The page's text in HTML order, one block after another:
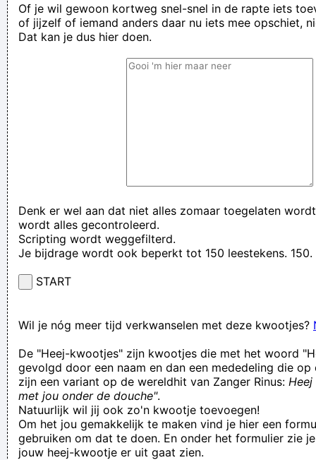
Of je wil gewoon kortweg snel-snel in de rapte iets
of jijzelf of iemand anders daar nu iets mee opschiet,
Dat kan je dus hier doen.
Denk er wel aan dat niet alles zomaar toegelaten
wordt alles gecontroleerd.
Scripting wordt weggefilterd.
Je bijdrage wordt ook beperkt tot 150 leestekens. 150.
START
Wil je nóg meer tijd verkwanselen met deze kwootjes?
De "Heej-kwootjes" zijn kwootjes die met het woord
gevolgd door een naam en dan een mededeling die op
zijn een variant op de wereldhit van Zanger Rinus:
met jou onder de douche".
Natuurlijk wil jij ook zo'n kwootje toevoegen!
Om het jou gemakkelijk te maken vind je hier een
gebruiken om dat te doen. En onder het formulier zie
jouw heej-kwootje er uit gaat zien.